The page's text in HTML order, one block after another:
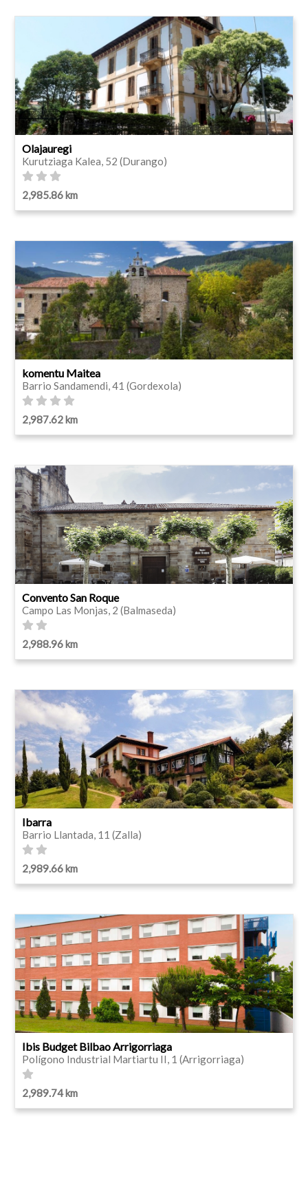
Olajauregi
Kurutziaga Kalea, 52 (Durango)
2,985.86 km
komentu Maitea
Barrio Sandamendi, 41 (Gordexola)
2,987.62 km
Convento San Roque
Campo Las Monjas, 2 (Balmaseda)
2,988.96 km
Ibarra
Barrio Llantada, 11 (Zalla)
2,989.66 km
Ibis Budget Bilbao Arrigorriaga
Polígono Industrial Martiartu II, 1 (Arrigorriaga)
2,989.74 km